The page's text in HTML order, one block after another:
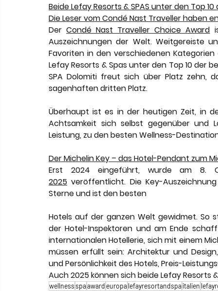
Beide Lefay Resorts & SPAS unter den Top
Die Leser vom Condé Nast Traveller haben
Der Condé Nast Traveller Choice Award
Auszeichnungen der Welt. Weitgereiste
Favoriten in den verschiedenen
Lefay Resorts & Spas unter den Top 10 der
SPA Dolomiti freut sich über Platz zehn,
sagenhaften dritten Platz.
Überhaupt ist es in der heutigen Zeit, in
Achtsamkeit sich selbst gegenüber und
Leistung, zu den besten Wellness-
Der Michelin Key – das Hotel-Pendant zum
Erst 2024 eingeführt, wurde am 8.
2025 veröffentlicht. Die Key-
Sterne und ist den besten
Hotels auf der ganzen Welt gewidmet. So
der Hotel-Inspektoren und am Ende
internationalen Hotellerie, sich mit einem
müssen erfüllt sein: Architektur und
und Persönlichkeit des Hotels, Preis-
Auch 2025 können sich beide Lefay Resorts
wellnessspaaward europalefayresortandspaitalien